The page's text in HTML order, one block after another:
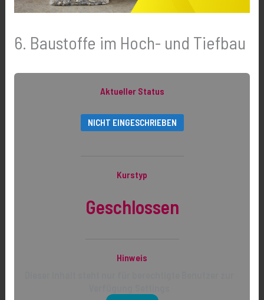
6. Baustoffe im Hoch- und Tiefbau
Aktueller Status
NICHT EINGESCHRIEBEN
Kurstyp
Geschlossen
Hinweis